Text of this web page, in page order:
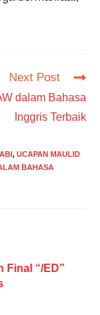
Next Post
dalam Bahasa
Inggris Terbaik
, UCAPAN MAULID
BAHASA
Final “/ED”